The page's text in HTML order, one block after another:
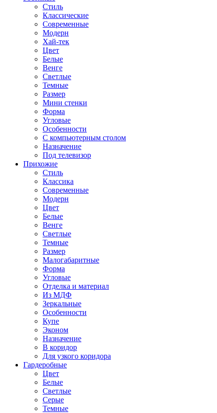
Стиль
Классические
Современные
Модерн
Хай-тек
Цвет
Белые
Венге
Светлые
Темные
Размер
Мини стенки
Форма
Угловые
Особенности
С компьютерным столом
Назначение
Под телевизор
Прихожие
Стиль
Классика
Современные
Модерн
Цвет
Белые
Венге
Светлые
Темные
Размер
Малогабаритные
Форма
Угловые
Отделка и материал
Из МДФ
Зеркальные
Особенности
Купе
Эконом
Назначение
В коридор
Для узкого коридора
Гардеробные
Цвет
Белые
Светлые
Серые
Темные